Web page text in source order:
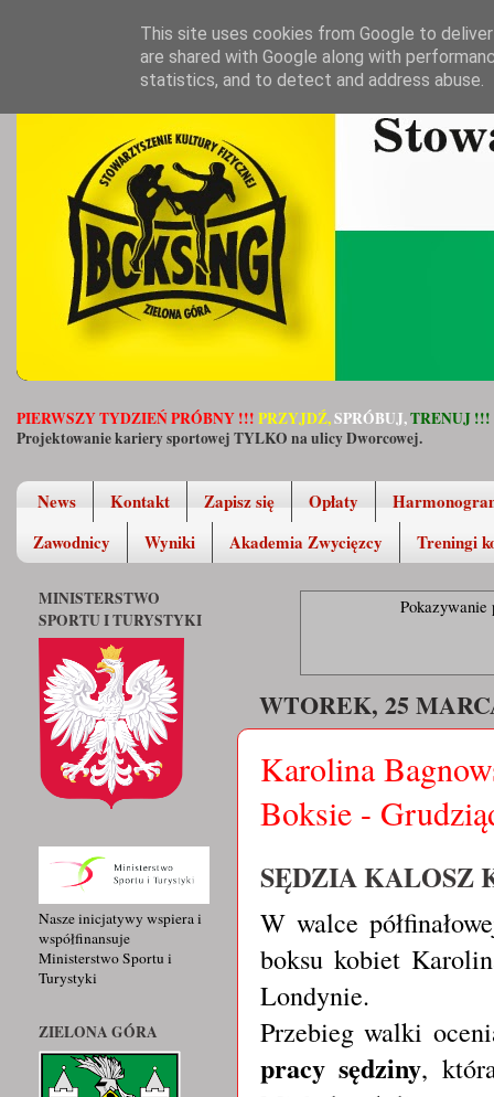
PIERWSZY TYDZIEŃ PRÓBNY !!! PRZYJDŹ,SPRÓBUJ,TRENUJ !!!
Projektowanie kariery sportowej TYLKO na ulicy Dworcowej.
News Kontakt Zapisz się Opłaty
Zawodnicy
Wyniki Akademia Zwycięzcy Treningi
Pokazywanie
WTOREK, 25
Karolina
Boksie -
SĘDZIA KALOSZ
W walce
boksu kobiet
Londynie.
Przebieg walki
pracy sędziny,
MINISTERSTWO
SPORTU I TURYSTYKI
Nasze inicjatywy wspiera i
współfinansuje
Ministerstwo Sportu i
Turystyki
ZIELONA GÓRA
This site uses cookies from Google to
are shared with Google along with
statistics, and to detect and address abuse.